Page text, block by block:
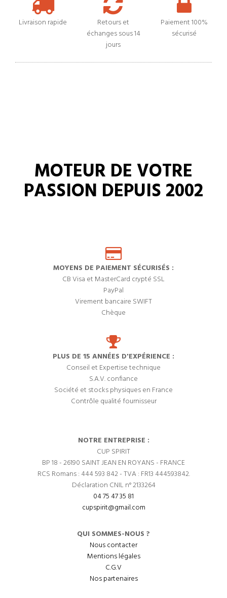
Livraison rapide
Retours et
échanges sous 14
jours
Paiement 100%
sécurisé
MOTEUR DE VOTRE
PASSION DEPUIS 2002
MOYENS DE PAIEMENT SÉCURISÉS :
CB Visa et MasterCard crypté SSL
PayPal
Virement bancaire SWIFT
Chèque
PLUS DE 15 ANNÉES D'EXPÉRIENCE :
Conseil et Expertise technique
S.A.V. confiance
Société et stocks physiques en France
Contrôle qualité fournisseur
NOTRE ENTREPRISE :
CUP SPIRIT
BP 18 - 26190 SAINT JEAN EN ROYANS - FRANCE
RCS Romans : 444 593 842 - TVA : FR13 444593842.
Déclaration CNIL n° 2133264
04 75 47 35 81
cupspirit@gmail.com
QUI SOMMES-NOUS ?
Nous contacter
Mentions légales
C.G.V
Nos partenaires